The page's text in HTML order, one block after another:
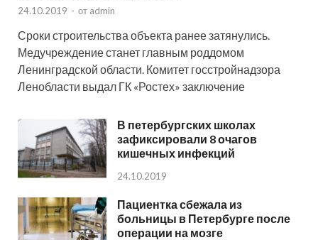
24.10.2019 - от admin
Сроки строительства объекта ранее затянулись.
Медучреждение станет главным роддомом
Ленинградской области. Комитет госстройнадзора
Ленобласти выдал ГК «Ростех» заключение
В петербургских школах
зафиксировали 8 очагов
кишечных инфекций
24.10.2019
Пациентка сбежала из
больницы в Петербурге после
операции на мозге